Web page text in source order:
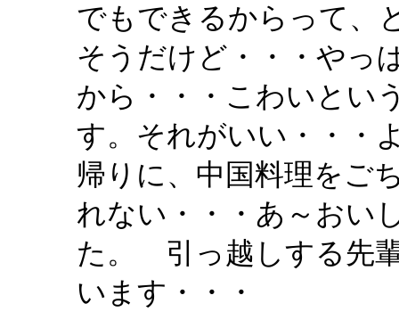
でもできるからって、
そうだけど・・・やっ
から・・・こわいとい
す。それがいい・・・
帰りに、中国料理をご
れない・・・あ～おい
た。 引っ越しする先
います・・・